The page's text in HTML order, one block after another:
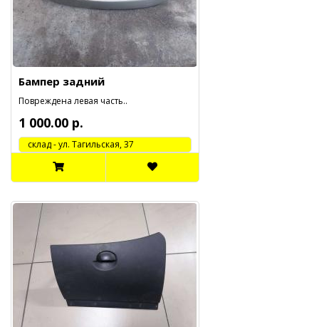
Бампер задний
Повреждена левая часть..
1 000.00 р.
cклад - ул. Тагильская, 37